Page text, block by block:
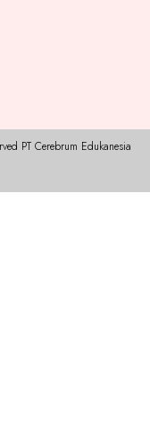
PT Cerebrum Edukanesia